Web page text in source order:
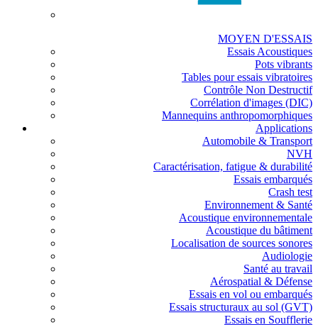
MOYEN D'ESSAIS
Essais Acoustiques
Pots vibrants
Tables pour essais vibratoires
Contrôle Non Destructif
Corrélation d'images (DIC)
Mannequins anthropomorphiques
Applications
Automobile & Transport
NVH
Caractérisation, fatigue & durabilité
Essais embarqués
Crash test
Environnement & Santé
Acoustique environnementale
Acoustique du bâtiment
Localisation de sources sonores
Audiologie
Santé au travail
Aérospatial & Défense
Essais en vol ou embarqués
Essais structuraux au sol (GVT)
Essais en Soufflerie